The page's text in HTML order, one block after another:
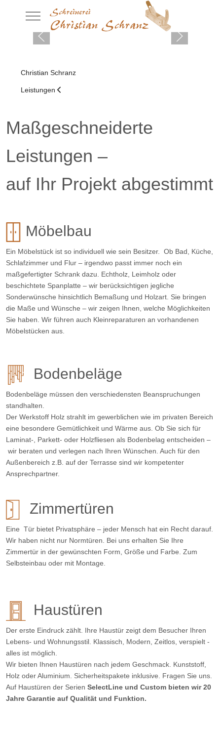
Mobile Menu Toggle
Christian Schranz
Leistungen
Maßgeschneiderte
Leistungen –
auf Ihr Projekt abgestimmt
Möbelbau
Ein Möbelstück ist so individuell wie sein Besitzer. Ob Bad, Küche,
Schlafzimmer und Flur – irgendwo passt immer noch ein
maßgefertigter Schrank dazu. Echtholz, Leimholz oder
beschichtete Spanplatte – wir berücksichtigen jegliche
Sonderwünsche hinsichtlich Bemaßung und Holzart. Sie bringen
die Maße und Wünsche – wir zeigen Ihnen, welche Möglichkeiten
Sie haben. Wir führen auch Kleinreparaturen an vorhandenen
Möbelstücken aus.
Bodenbeläge
Bodenbeläge müssen den verschiedensten Beanspruchungen
standhalten.
Der Werkstoff Holz strahlt im gewerblichen wie im privaten Bereich
eine besondere Gemütlichkeit und Wärme aus. Ob Sie sich für
Laminat-, Parkett- oder Holzfliesen als Bodenbelag entscheiden –
wir beraten und verlegen nach Ihren Wünschen. Auch für den
Außenbereich z.B. auf der Terrasse sind wir kompetenter
Ansprechpartner.
Zimmertüren
Eine Tür bietet Privatsphäre – jeder Mensch hat ein Recht darauf.
Wir haben nicht nur Normtüren. Bei uns erhalten Sie Ihre
Zimmertür in der gewünschten Form, Größe und Farbe. Zum
Selbsteinbau oder mit Montage.
Haustüren
Der erste Eindruck zählt. Ihre Haustür zeigt dem Besucher Ihren
Lebens- und Wohnungsstil. Klassisch, Modern, Zeitlos, verspielt -
alles ist möglich.
Wir bieten Ihnen Haustüren nach jedem Geschmack. Kunststoff,
Holz oder Aluminium. Sicherheitspakete inklusive. Fragen Sie uns.
Auf Haustüren der Serien SelectLine und Custom bieten wir 20
Jahre Garantie auf Qualität und Funktion.